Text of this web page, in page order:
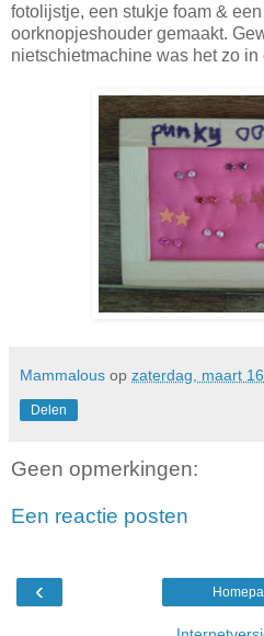
fotolijstje, een stukje foam &
oorknopjeshouder gemaakt.
nietschietmachine was het zo in
Mammalous op zaterdag, maart
Delen
Geen opmerkingen:
Een reactie posten
‹